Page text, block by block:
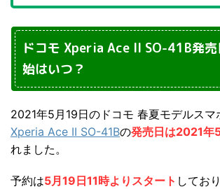
ドコモ Xperia Ace II SO-41B発売
始はいつ？
2021年5月19日のドコモ 春夏モデルスマ
Xperia Ace II SO-41Bの発売日は2021年
れました。
予約は5月19日11時よりスタート しており